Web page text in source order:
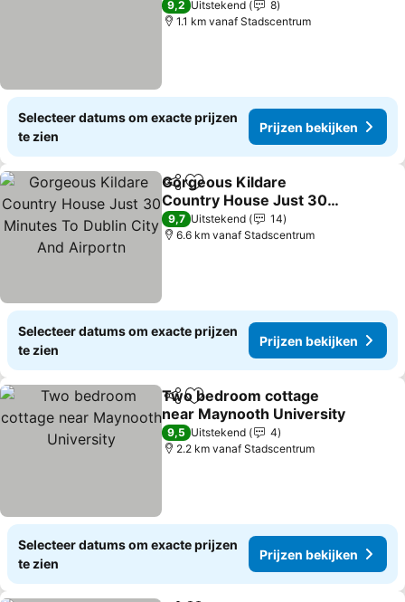
Prijzen bekijken
9,2 Uitstekend
8
1.1 km vanaf Stadscentrum
Selecteer datums om exacte prijzen
te zien
Prijzen bekijken
DelenToevoegen aan favorieten
Gorgeous Kildare
Country House Just 30
Minutes To Dublin City
And Airportn
Prijzen bekijken
9,7 Uitstekend
14
6.6 km vanaf Stadscentrum
Selecteer datums om exacte prijzen
te zien
Prijzen bekijken
DelenToevoegen aan favorieten
Two bedroom cottage
near Maynooth University
Prijzen bekijken
9,5 Uitstekend
4
2.2 km vanaf Stadscentrum
Selecteer datums om exacte prijzen
te zien
Prijzen bekijken